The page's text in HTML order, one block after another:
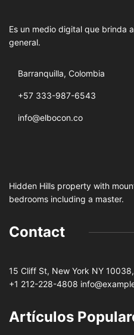
Es un medio digital que brinda
general.
Barranquilla, Colombia
+57 333-987-6543
info@elbocon.co
Hidden Hills property with
bedrooms including a master.
Contact
15 Cliff St, New York NY
+1 212-228-4808
Artículos